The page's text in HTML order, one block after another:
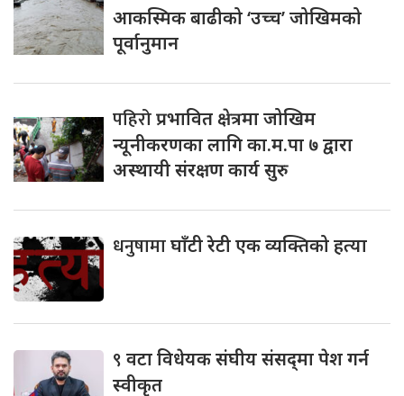
आकस्मिक बाढीको ‘उच्च’ जोखिमको
पूर्वानुमान
पहिरोप्रभावित क्षेत्रमा जोखिम
न्यूनीकरणका लागि का.म.पा ७ द्वारा
अस्थायी संरक्षण कार्य सुरु
धनुषामाघाँटी रेटी एक व्यक्तिको हत्या
९ वटा विधेयक संघीय संसद्‌मा पेश गर्न
स्वीकृत